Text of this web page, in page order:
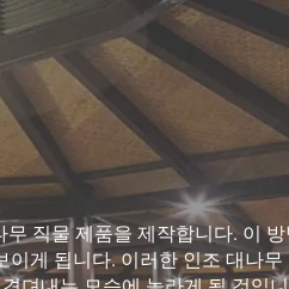
직물 제품을 제작합니다. 이
게 됩니다. 이러한 인조 대나